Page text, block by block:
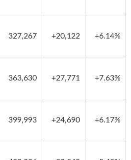
327,267 +20,122 +6.14%
363,630 +27,771 +7.63%
399,993 +24,690 +6.17%